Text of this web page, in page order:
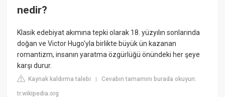
nedir?
Klasik edebiyat akımına tepki olarak 18. yüzyılın sonlarında
doğan ve Victor Hugo'yla birlikte büyük ün kazanan
romantizm, insanın yaratma özgürlüğü önündeki her şeye
karşı durur.
Kaynak kaldırma talebi |Cevabın tamamını burada okuyun:
tr.wikipedia.org